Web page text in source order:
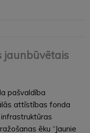
jaunbūvētais
pašvaldība
attīstības fonda
ēku “Jaunie